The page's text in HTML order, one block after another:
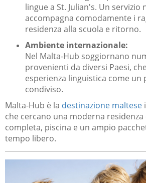
lingue a St. Julian's. Un servizio
accompagna comodamente i
residenza alla scuola e ritorno.
Ambiente internazionale:
Nel Malta-Hub soggiornano
provenienti da diversi Paesi,
esperienza linguistica come un
condiviso.
Malta-Hub è la destinazione maltese
che cercano una moderna
completa, piscina e un ampio
tempo libero.